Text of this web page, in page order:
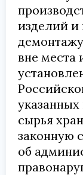
изделий и
вне места
сырья
законную
об